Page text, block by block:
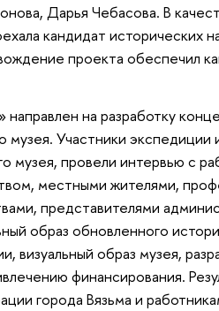
Дарья Чебасова. В
кандидат исторических
проекта обеспечил
на разработку
музея. Участники экспедиции
музея, провели интервью с
местными жителями,
представителями
образ обновленного
визуальный образ музея,
финансирования.
города Вязьма и